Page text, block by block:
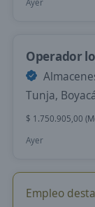
Ayer
Operador
Tunja,
$ 1.750.905,00
Ayer
Empleo